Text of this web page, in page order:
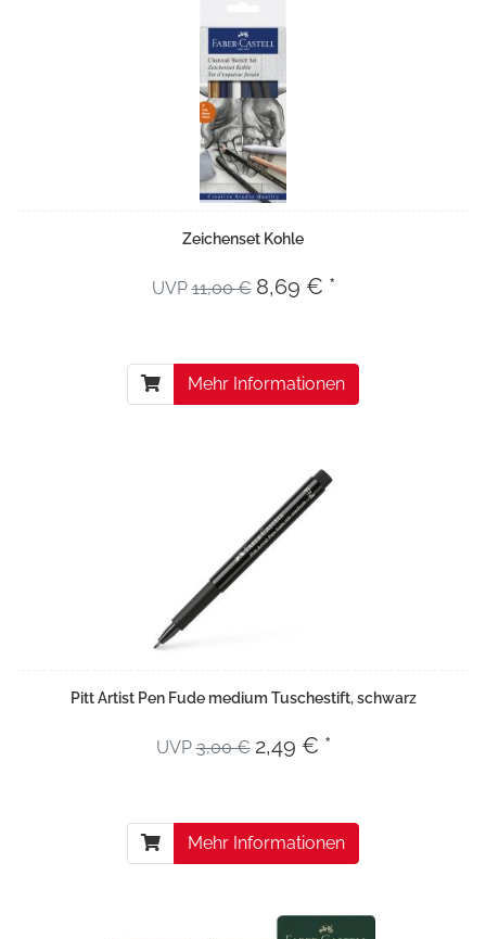
Zeichenset Kohle
UVP11,00 € 8,69 € *
Mehr Informationen
Pitt Artist Pen Fude medium Tuschestift, schwarz
UVP3,00 € 2,49 € *
Mehr Informationen